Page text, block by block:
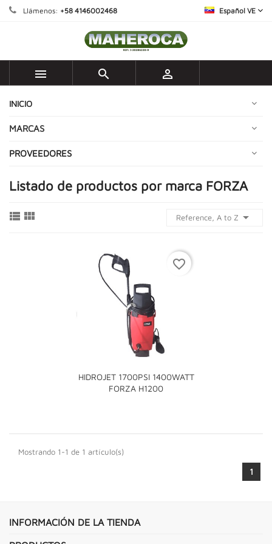
Llámenos: +58 4146002468 Español VE
  
INICIO
MARCAS
PROVEEDORES
Listado de productos por marca FORZA
  Reference, A to Z 
HIDROJET 1700PSI 1400WATT
FORZA H1200
favorite_border
Mostrando 1-1 de 1 artículo(s)
1
INFORMACIÓN DE LA TIENDA